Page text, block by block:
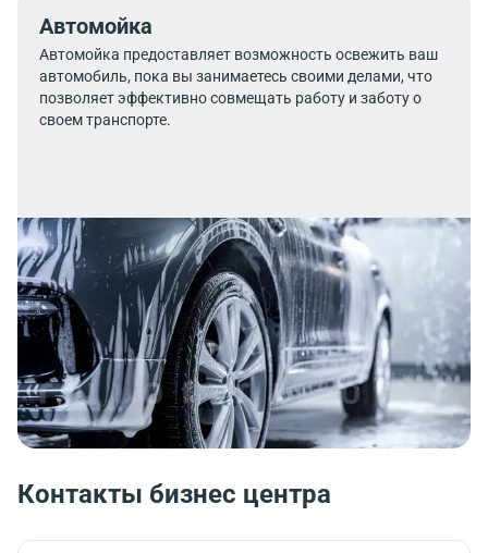
Автомойка
Автомойка предоставляет возможность освежить ваш
автомобиль, пока вы занимаетесь своими делами, что
позволяет эффективно совмещать работу и заботу о
своем транспорте.
Контакты бизнес центра